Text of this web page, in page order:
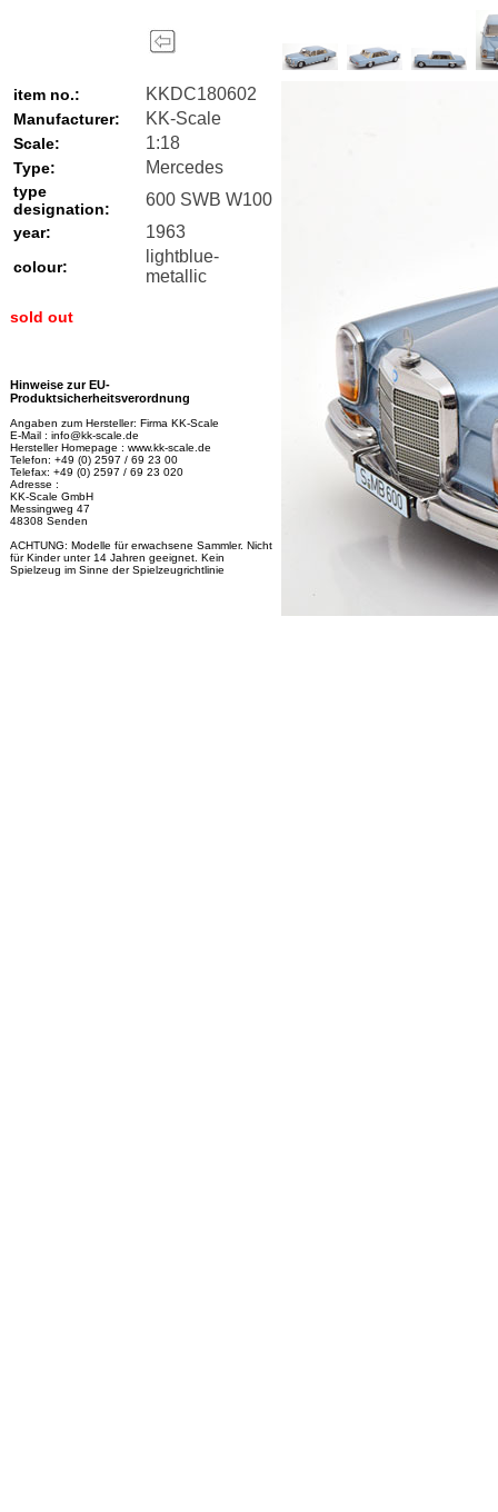
item no.: KKDC180602
Manufacturer: KK-Scale
Scale: 1:18
Type: Mercedes
type
designation:
600 SWB W100
year: 1963
colour:
lightblue-
metallic
sold out
Hinweise zur EU-
Produktsicherheitsverordnung
Angaben zum Hersteller: Firma KK-Scale
E-Mail : info@kk-scale.de
Hersteller Homepage : www.kk-scale.de
Telefon: +49 (0) 2597 / 69 23 00
Telefax: +49 (0) 2597 / 69 23 020
Adresse :
KK-Scale GmbH
Messingweg 47
48308 Senden
ACHTUNG: Modelle für erwachsene Sammler. Nicht
für Kinder unter 14 Jahren geeignet. Kein
Spielzeug im Sinne der Spielzeugrichtlinie